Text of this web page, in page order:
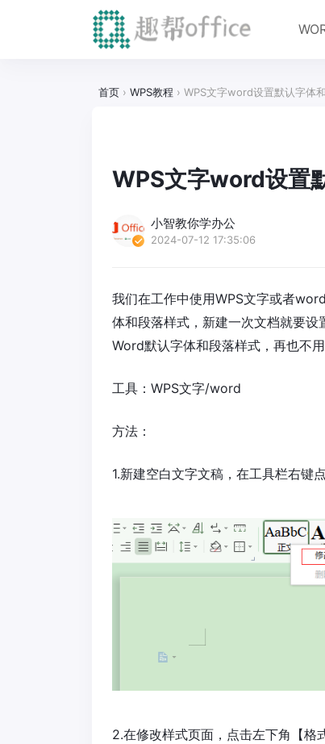
首页 › WPS教程 › WPS文字word设置默认字体
WPS文字word设置
小智教你学办公
2024-07-12 17:35:06
我们在工作中使用WPS文字或者
体和段落样式，新建一次文档就要
Word默认字体和段落样式，再也不
工具：WPS文字/word
方法：
1.新建空白文字文稿，在工具栏右键
2.在修改样式页面，点击左下角【格